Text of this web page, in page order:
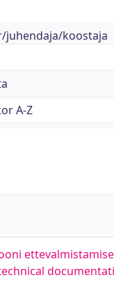
juhendaja/koostaja